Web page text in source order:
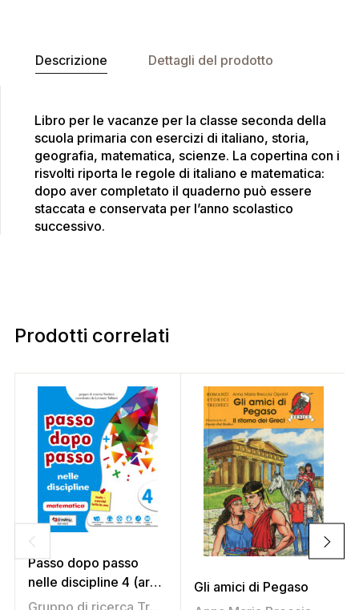
Descrizione Dettagli del prodotto
Libro per le vacanze per la classe seconda della
scuola primaria con esercizi di italiano, storia,
geografia, matematica, scienze. La copertina con i
risvolti riporta le regole di italiano e matematica:
dopo aver completato il quaderno può essere
staccata e conservata per l’anno scolastico
successivo.
Prodotti correlati
Passo dopo passo
nelle discipline 4 (area
scientifica)
Gli amici di Pegaso